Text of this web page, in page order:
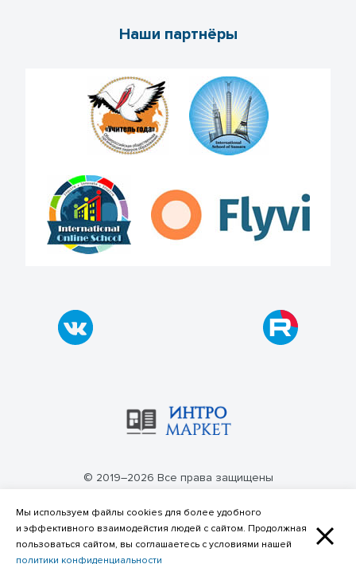
Наши партнёры
© 2019–2026 Все права защищены
Политика конфиденциальности
Мы используем файлы cookies для более удобного
и эффективного взаимодейстия людей с сайтом. Продолжная
пользоваться сайтом, вы соглашаетесь с условиями нашей
политики конфиденциальности